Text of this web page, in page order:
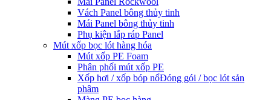
Vách Panel bông thủy tinh
Mái Panel bông thủy tinh
Phụ kiện lắp ráp Panel
Mút xốp bọc lót hàng hóa
Mút xốp PE Foam
Phân phối mút xốp PE
Xốp hơi / xốp bóp nổĐóng gói / bọc lót sản
phâm